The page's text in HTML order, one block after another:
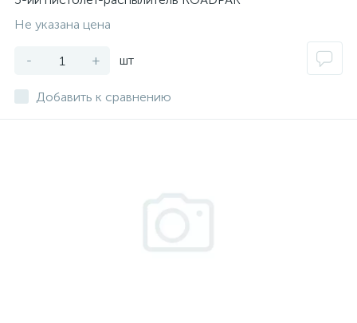
Не указана цена
- + шт
Добавить к сравнению